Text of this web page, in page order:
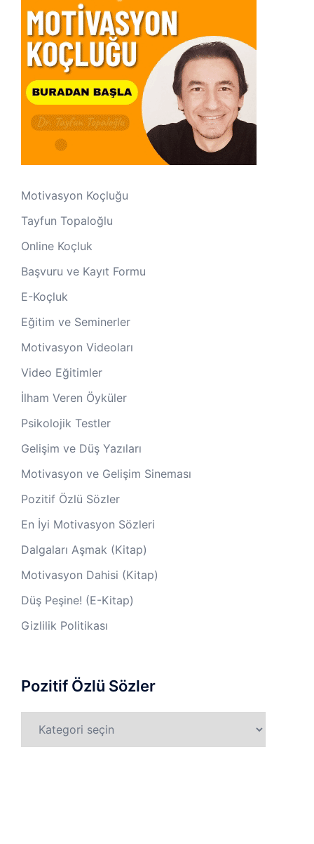
Motivasyon Koçluğu
Tayfun Topaloğlu
Online Koçluk
Başvuru ve Kayıt Formu
E-Koçluk
Eğitim ve Seminerler
Motivasyon Videoları
Video Eğitimler
İlham Veren Öyküler
Psikolojik Testler
Gelişim ve Düş Yazıları
Motivasyon ve Gelişim Sineması
Pozitif Özlü Sözler
En İyi Motivasyon Sözleri
Dalgaları Aşmak (Kitap)
Motivasyon Dahisi (Kitap)
Düş Peşine! (E-Kitap)
Gizlilik Politikası
Pozitif Özlü Sözler